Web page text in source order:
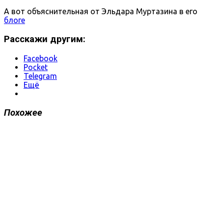
А вот объяснительная от Эльдара Муртазина в его
блоге
Расскажи другим:
Facebook
Pocket
Telegram
Ещё
Похожее